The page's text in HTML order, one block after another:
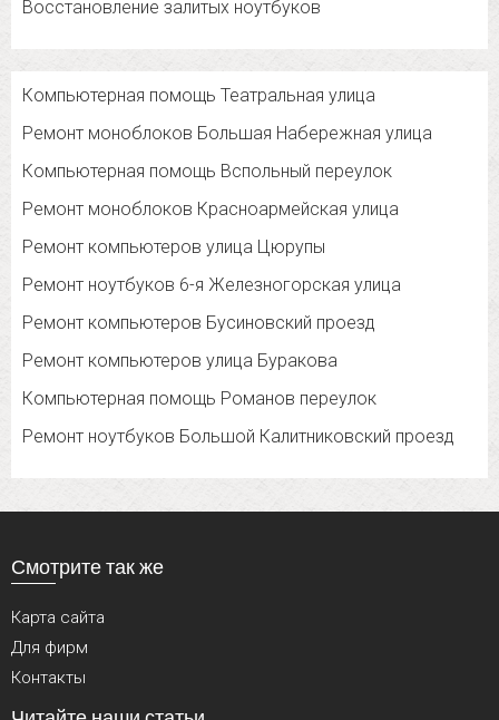
Восстановление залитых ноутбуков
Компьютерная помощь Театральная улица
Ремонт моноблоков Большая Набережная улица
Компьютерная помощь Вспольный переулок
Ремонт моноблоков Красноармейская улица
Ремонт компьютеров улица Цюрупы
Ремонт ноутбуков 6-я Железногорская улица
Ремонт компьютеров Бусиновский проезд
Ремонт компьютеров улица Буракова
Компьютерная помощь Романов переулок
Ремонт ноутбуков Большой Калитниковский проезд
Смотрите так же
Карта сайта
Для фирм
Контакты